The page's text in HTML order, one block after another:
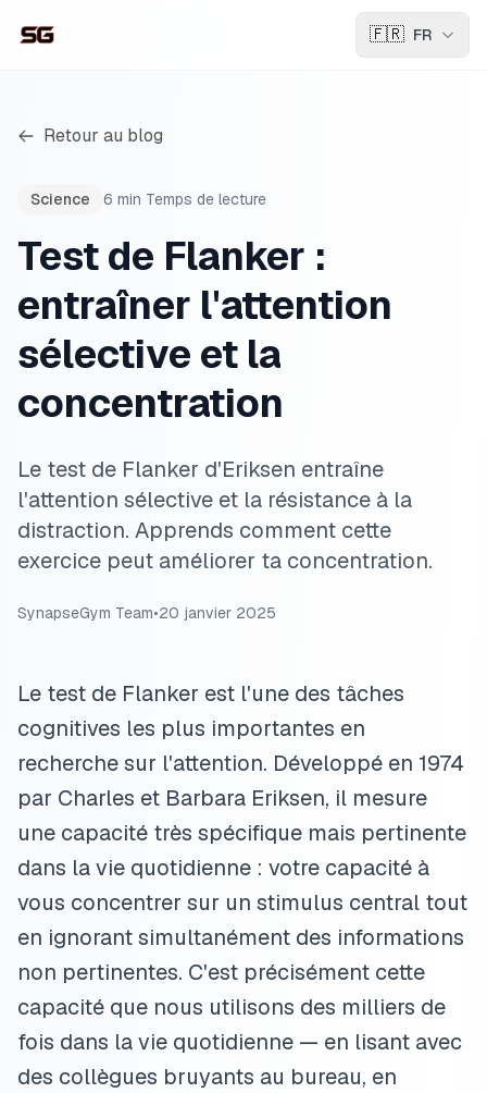
🇫🇷 FR
Retour au blog
Science 6 min Temps de lecture
Test de Flanker :
entraîner l'attention
sélective et la
concentration
Le test de Flanker d'Eriksen entraîne
l'attention sélective et la résistance à la
distraction. Apprends comment cette
exercice peut améliorer ta concentration.
SynapseGym Team•20 janvier 2025
Le test de Flanker est l'une des tâches
cognitives les plus importantes en
recherche sur l'attention. Développé en 1974
par Charles et Barbara Eriksen, il mesure
une capacité très spécifique mais pertinente
dans la vie quotidienne : votre capacité à
vous concentrer sur un stimulus central tout
en ignorant simultanément des informations
non pertinentes. C'est précisément cette
capacité que nous utilisons des milliers de
fois dans la vie quotidienne — en lisant avec
des collègues bruyants au bureau, en